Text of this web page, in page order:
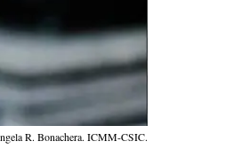
R. Bonachera. ICMM-CSIC.